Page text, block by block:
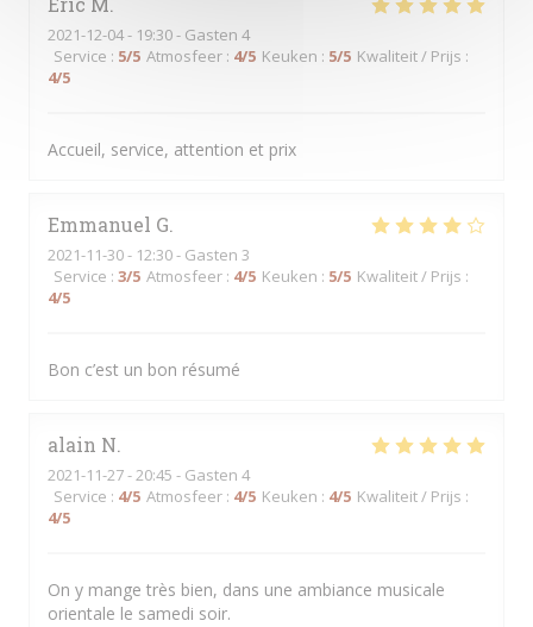
2021-12-04- 19:30 - Gasten 4
Service : 5/5 Atmosfeer : 4/5 Keuken : 5/5 Kwaliteit / Prijs :
4/5
Accueil, service, attention et prix
Emmanuel G
2021-11-30- 12:30 - Gasten 3
Service : 3/5 Atmosfeer : 4/5 Keuken : 5/5 Kwaliteit / Prijs :
4/5
Bon c’est un bon résumé
alain N
2021-11-27- 20:45 - Gasten 4
Service : 4/5 Atmosfeer : 4/5 Keuken : 4/5 Kwaliteit / Prijs :
4/5
On y mange très bien, dans une ambiance musicale
orientale le samedi soir.